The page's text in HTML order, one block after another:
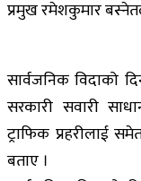
प्रमुख रमेशकुमार
सार्वजनिक विदाको
सरकारी सवारी
ट्राफिक प्रहरीलाई
बताए ।